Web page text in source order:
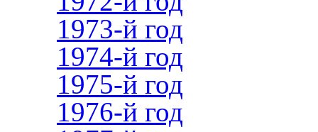
1973-й год
1974-й год
1975-й год
1976-й год